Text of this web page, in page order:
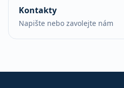
Kontakty
Napište nebo zavolejte nám